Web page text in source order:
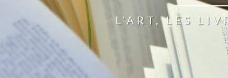
L'ART, LES